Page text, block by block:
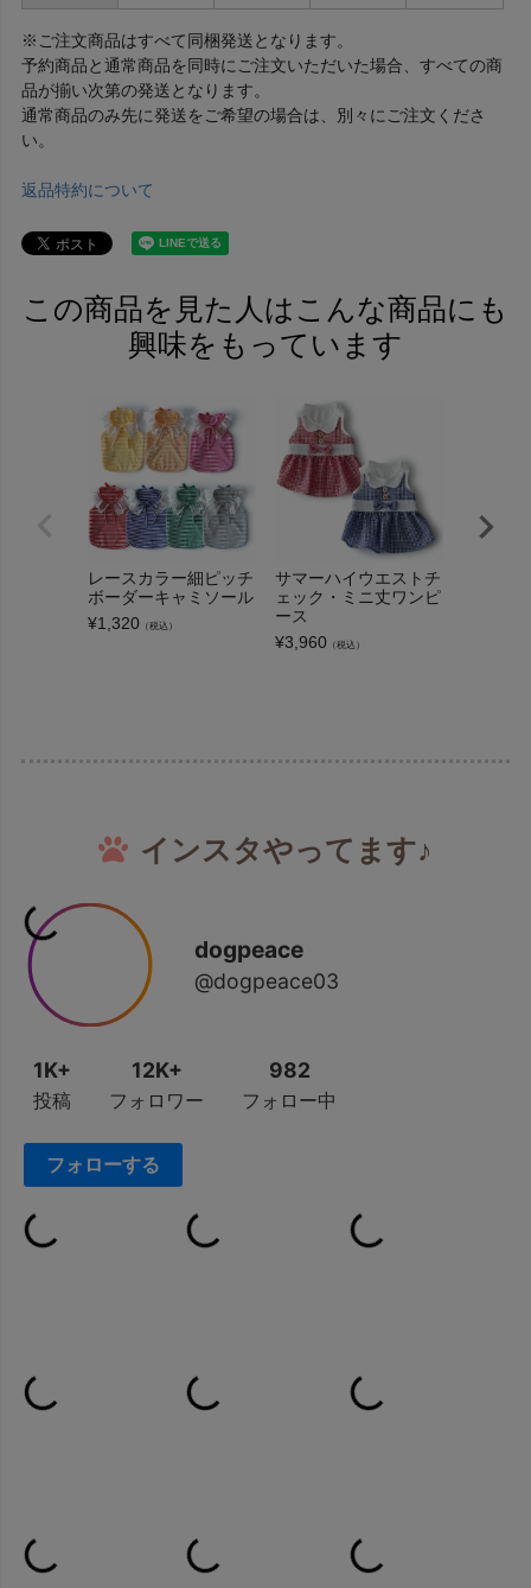
※ご注文商品はすべて同梱発送となります。
予約商品と通常商品を同時にご注文いただいた場合、すべての商
品が揃い次第の発送となります。
通常商品のみ先に発送をご希望の場合は、別々にご注文くださ
い。
返品特約について
この商品を見た人はこんな商品にも
興味をもっています
レースカラー細ピッチ
ボーダーキャミソール
¥1,320 （税込）
サマーハイウエストチ
ェック・ミニ丈ワンピ
ース
¥3,960 （税込）
インスタやってます♪